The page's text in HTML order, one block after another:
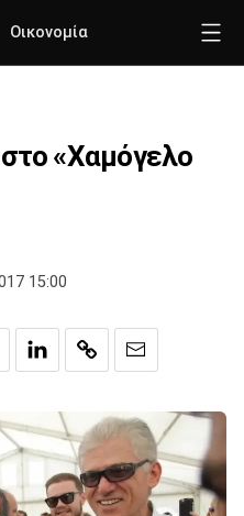
Οικονομία
«Χαμόγελο
15:00